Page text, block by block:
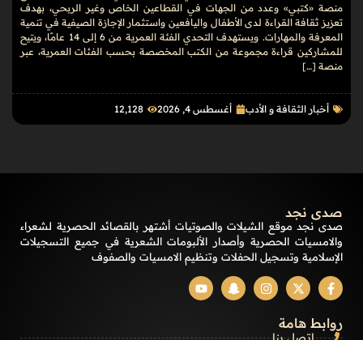
منصة «كتبي» وعدد من الجهات في القطاعين الخاص وغير الربحي، بهدف
تعزيز ثقافة القراءة لدى الأطفال واليافعين واستثمار الإجازة الصيفية في تنمية
المعرفة والمهارات. ويستهدف التحدي الفئة العمرية من 6 إلى 14 عامًا، ويتيح
للمشاركين قراءة مجموعة من الكتب المخصصة بحسب الفئات العمرية، عبر
منصة […]
أخبار الثقافة و الأدب أغسطس 4, 2026 12٬128
صدى نجد
صدى نجد موقع الشيلات والصوتيات أشتهر بالقصائد الحصرية لشعراء
والامسيات الحصرية وأصدار الألبومات الشعرية في جميع التسجيلات
الإسلامية وتسجيل الحفلات وتنظيم الامسيات والصفوف
روابط هامة